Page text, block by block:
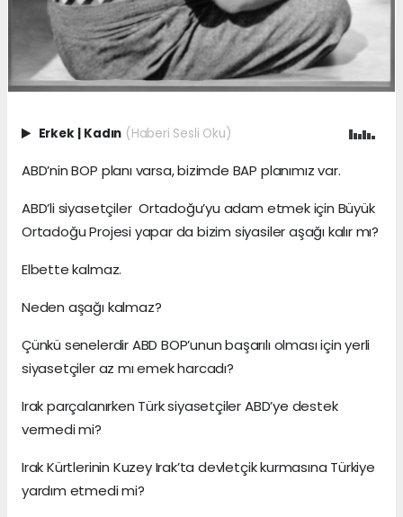
Erkek | Kadın (Haberi Sesli Oku)
ABD’nin BOP planı varsa, bizimde BAP planımız var.
ABD’li siyasetçiler Ortadoğu’yu adam etmek için Büyük
Ortadoğu Projesi yapar da bizim siyasiler aşağı kalır mı?
Elbette kalmaz.
Neden aşağı kalmaz?
Çünkü senelerdir ABD BOP’unun başarılı olması için yerli
siyasetçiler az mı emek harcadı?
Irak parçalanırken Türk siyasetçiler ABD’ye destek
vermedi mi?
Irak Kürtlerinin Kuzey Irak’ta devletçik kurmasına Türkiye
yardım etmedi mi?